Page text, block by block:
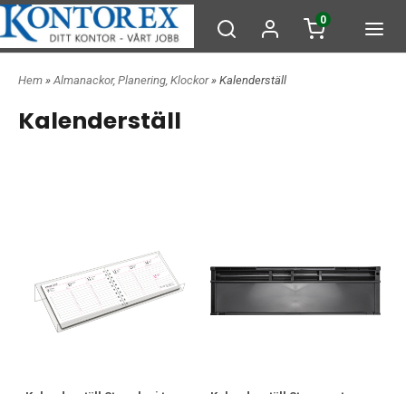
0
Hem »Almanackor, Planering, Klockor» Kalenderställ
Kalenderställ